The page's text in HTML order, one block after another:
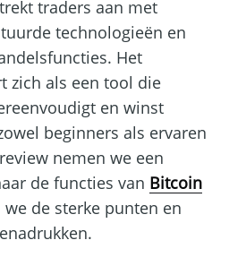
traders aan met
technologieën en
Het
zich als een tool die
en winst
beginners als ervaren
nemen we een
de functies van Bitcoin
de sterke punten en